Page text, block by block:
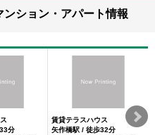
ション・アパート情報
分
賃貸テラスハウス
矢作橋駅 / 徒歩32分